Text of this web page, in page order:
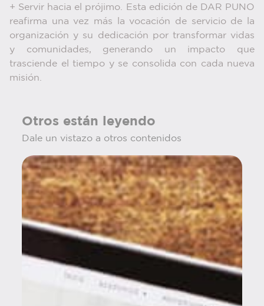
+ Servir hacia el prójimo. Esta edición de DAR PUNO
reafirma una vez más la vocación de servicio de la
organización y su dedicación por transformar vidas
y comunidades, generando un impacto que
trasciende el tiempo y se consolida con cada nueva
misión.
Otros están leyendo
Dale un vistazo a otros contenidos